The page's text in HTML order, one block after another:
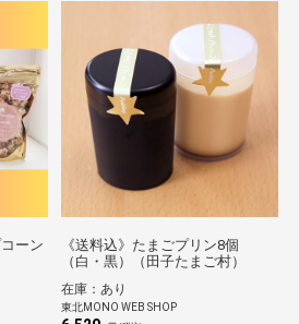
ーン
《送料込》たまごプリン8個
（白・黒）（田子たまご村）
在庫：あり
東北MONO WEB SHOP